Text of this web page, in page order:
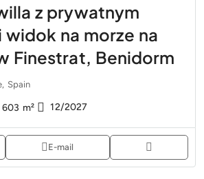
z prywatnym
widok na morze na
Finestrat, Benidorm
Spain
603 m² 12/2027
E-mail